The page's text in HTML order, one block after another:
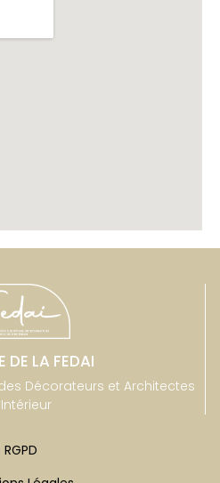
DE LA FEDAI
Décorateurs et Architectes
RGPD